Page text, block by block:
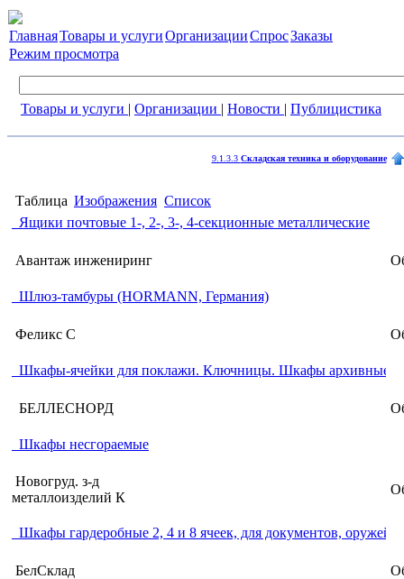
ГлавнаяТовары и услугиОрганизацииСпросЗаказы
Режим просмотра
Товары и услуги | Организации | Новости | Публицистика
9.1.3.3 Складская техника и оборудование
Таблица Изображения Список
Ящики почтовые 1-, 2-, 3-, 4-секционные металлические
Авантаж инжениринг
Шлюз-тамбуры (HORMANN, Германия)
Феликс С
Шкафы-ячейки для поклажи. Ключницы. Шкафы архивные.
БЕЛЛЕСНОРД
Шкафы несгораемые
Новогруд. з-д
металлоизделий К
Шкафы гардеробные 2, 4 и 8 ячеек, для документов,
БелСклад